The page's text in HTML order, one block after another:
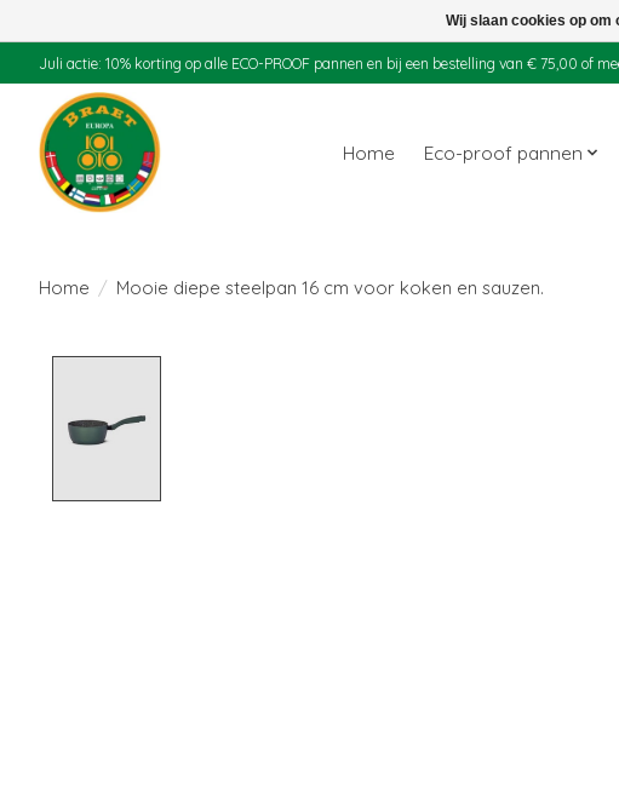
Juli actie: 10% korting op alle ECO-PROOF pannen en bij een bestelling van € 75,00 of
Home Eco-proof pannen
Home / Mooie diepe steelpan 16 cm voor koken en sauzen.
Wij slaan cookies op om